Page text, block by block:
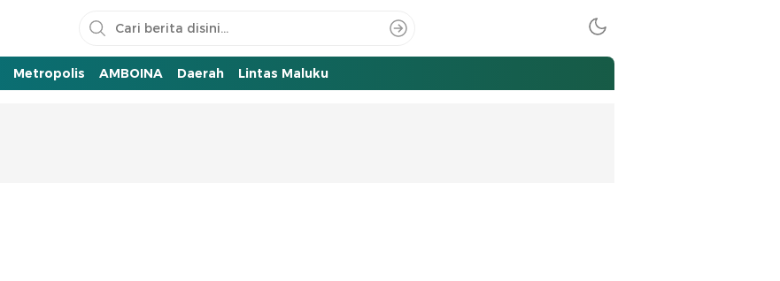
Metropolis AMBOINA Daerah Lintas Maluku